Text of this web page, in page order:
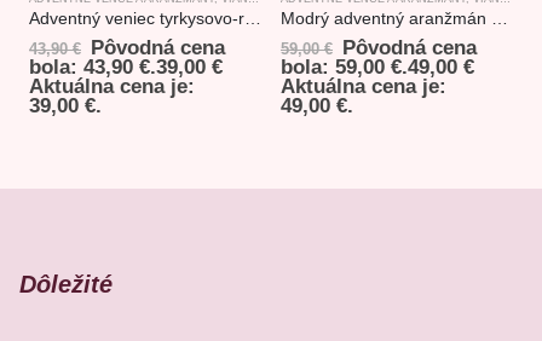
Adventný veniec tyrkysovo-ružový s myšami 28x15cm
43,90€ Pôvodná cena
bola: 43,90 €.39,00 €
Aktuálna cena je:
39,00 €.
Modrý adventný aranžmán s vláčikom
59,00€ Pôvodná cena
bola: 59,00 €.49,00 €
Aktuálna cena je:
49,00 €.
Dôležité